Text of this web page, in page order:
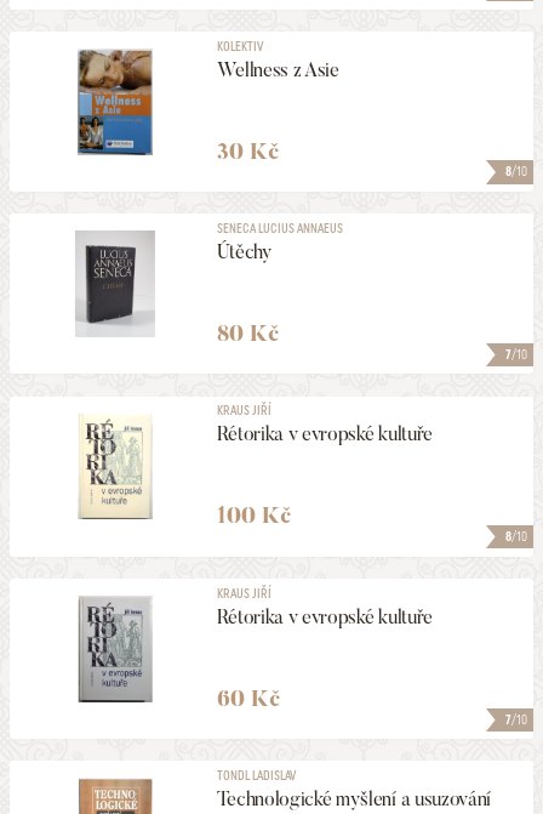
8/10
KOLEKTIV
Wellness z Asie
30 Kč
7/10
SENECA LUCIUS ANNAEUS
Útěchy
80 Kč
8/10
KRAUS JIŘÍ
Rétorika v evropské kultuře
100 Kč
7/10
KRAUS JIŘÍ
Rétorika v evropské kultuře
60 Kč
TONDL LADISLAV
Technologické myšlení a usuzování